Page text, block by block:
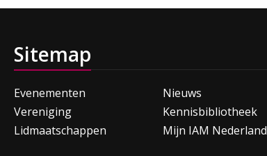
Sitemap
Evenementen
Vereniging
Lidmaatschappen
Nieuws
Kennisbibliotheek
Mijn IAM Nederland